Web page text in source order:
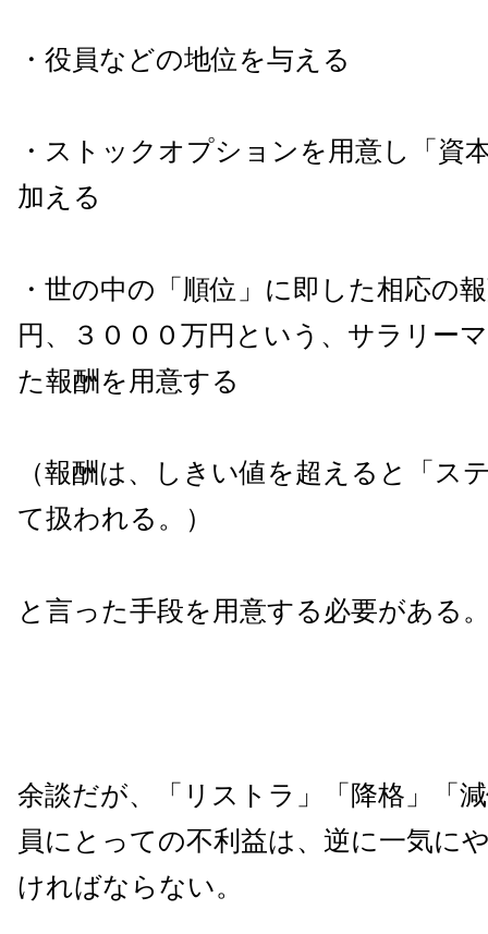
・役員などの地位を与える
・ストックオプションを用意し「資
加える
・世の中の「順位」に即した相応の
円、３０００万円という、サラリー
た報酬を用意する
（報酬は、しきい値を超えると「ス
て扱われる。）
と言った手段を用意する必要がある
余談だが、「リストラ」「降格」「
員にとっての不利益は、逆に一気に
ければならない。